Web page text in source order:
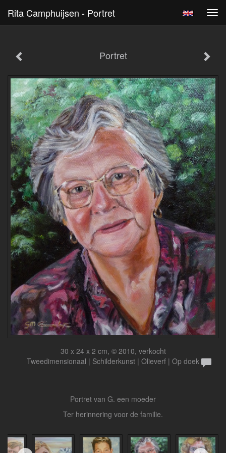
Rita Camphuijsen - Portret
Portret
30 x 24 x 2 cm, © 2010, verkocht
Tweedimensionaal | Schilderkunst | Olieverf | Op doek
Portret van G. een moeder
Ter herinnering voor de familie.